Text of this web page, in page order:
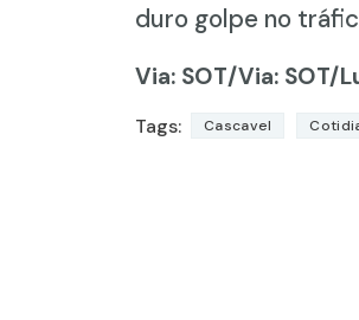
duro golpe no
Via: SOT/Via: SOT/
Tags: Cascavel